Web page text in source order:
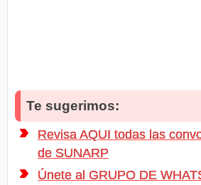
Te sugerimos:
Revisa AQUI todas las
de SUNARP
Únete al GRUPO DE